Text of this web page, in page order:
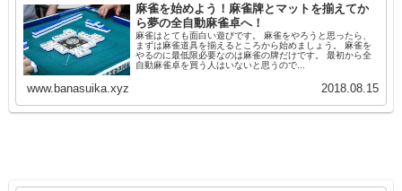
麻雀を始めよう！麻雀牌とマットを揃えてか
ら夢の全自動麻雀卓へ！
麻雀はとても面白い遊びです。 麻雀をやろうと思ったら、
まずは麻雀道具を揃えるところから始めましょう。 麻雀を
やるのに最低限必要なのは麻雀の牌だけです。 最初から全
自動麻雀卓を買う人はいないと思うので...
www.banasuika.xyz 2018.08.15